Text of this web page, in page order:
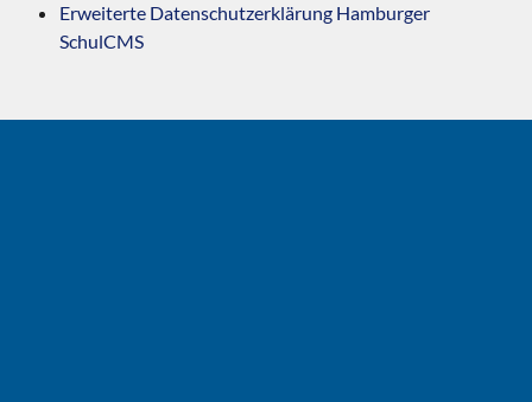
Erweiterte Datenschutzerklärung Hamburger
SchulCMS